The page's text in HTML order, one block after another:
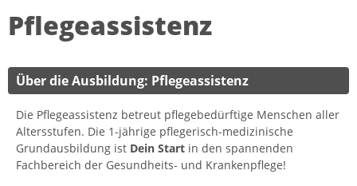
Pflegeassistenz
Über die Ausbildung: Pflegeassistenz
Die Pflegeassistenz betreut pflegebedürftige Menschen aller
Altersstufen. Die 1-jährige pflegerisch-medizinische
Grundausbildung ist Dein Start in den spannenden
Fachbereich der Gesundheits- und Krankenpflege!